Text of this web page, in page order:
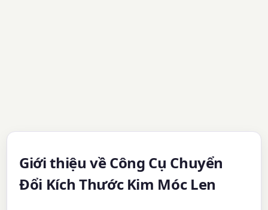
Giới thiệu về Công Cụ Chuyển
Đổi Kích Thước Kim Móc Len